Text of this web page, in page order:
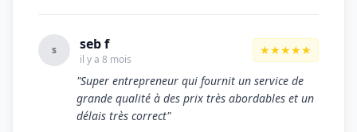
s seb f
il y a 8 mois
★★★★★
"Super entrepreneur qui fournit un service de
grande qualité à des prix très abordables et un
délais très correct"